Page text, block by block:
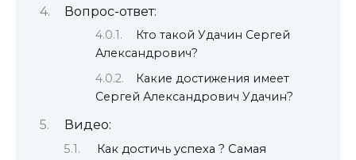
Вопрос-ответ:
Кто такой Удачин Сергей
Александрович?
Какие достижения имеет
Сергей Александрович Удачин?
Видео:
Как достичь успеха ? Самая